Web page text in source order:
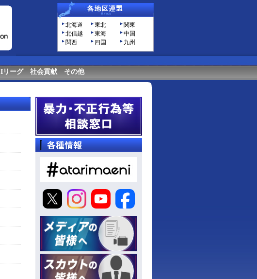
北海道 東北
関東
北信越
東海
中国
関西
四国 九州
Iリーグ 社会貢献 その他